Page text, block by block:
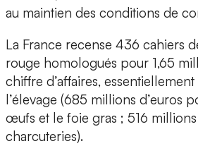
au maintien des conditions de
La France recense 436 cahiers
rouge homologués pour 1,65
chiffre d’affaires,
l’élevage (685 millions d’euros
œufs et le foie gras ; 516
charcuteries).